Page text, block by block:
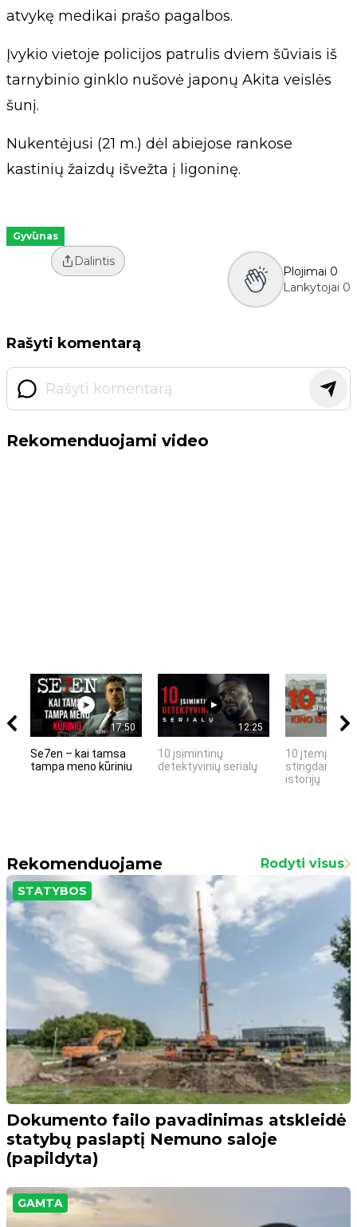
atvykę medikai prašo pagalbos.
Įvykio vietoje policijos patrulis dviem šūviais iš
tarnybinio ginklo nušovė japonų Akita veislės
šunį.
Nukentėjusi (21 m.) dėl abiejose rankose
kastinių žaizdų išvežta į ligoninę.
Gyvūnas
Dalintis
Plojimai 0
Lankytojai 0
Rašyti komentarą
Rekomenduojami video
17:50
Se7en – kai tamsa
tampa meno kūriniu
12:25
10 įsimintinų
detektyvinių serialų
10 įtemptų,
stingdančių
istorijų
Rekomenduojame Rodyti visus
STATYBOS
Dokumento failo pavadinimas atskleidė
statybų paslaptį Nemuno saloje
(papildyta)
GAMTA